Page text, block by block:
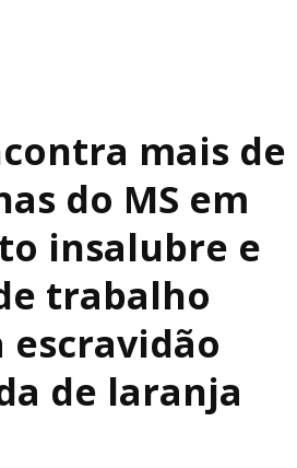
mais de
do MS em
insalubre e
trabalho
escravidão
de laranja